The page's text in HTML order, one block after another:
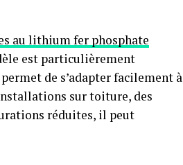
au lithium fer phosphate
est particulièrement
de s’adapter facilement à
sur toiture, des
réduites, il peut